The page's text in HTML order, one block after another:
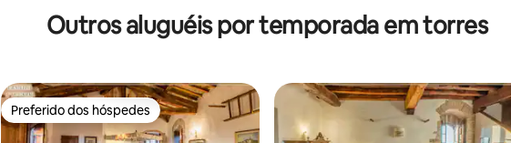
Outros aluguéis por temporada em torres
Preferido dos hóspedes
Preferido dos hóspedes